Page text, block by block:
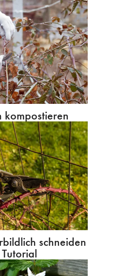
kompostieren
schneiden